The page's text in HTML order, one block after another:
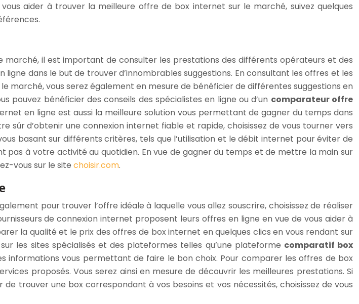
aider à trouver la meilleure offre de box internet sur le marché, suivez quelques
il est important de consulter les prestations des différents opérateurs et des
dans le but de trouver d’innombrables suggestions. En consultant les offres et les
vous serez également en mesure de bénéficier de différentes suggestions en
pouvez bénéficier des conseils des spécialistes en ligne ou d’un comparateur offre
en ligne est aussi la meilleure solution vous permettant de gagner du temps dans
sûr d’obtenir une connexion internet fiable et rapide, choisissez de vous tourner vers
basant sur différents critères, tels que l’utilisation et le débit internet pour éviter de
à votre activité au quotidien. En vue de gagner du temps et de mettre la main sur
vous sur le site choisir.com.
pour trouver l’offre idéale à laquelle vous allez souscrire, choisissez de réaliser
de connexion internet proposent leurs offres en ligne en vue de vous aider à
la qualité et le prix des offres de box internet en quelques clics en vous rendant sur
les sites spécialisés et des plateformes telles qu’une plateforme comparatif box
informations vous permettant de faire le bon choix. Pour comparer les offres de box
proposés. Vous serez ainsi en mesure de découvrir les meilleures prestations. Si
trouver une box correspondant à vos besoins et vos nécessités, choisissez de vous